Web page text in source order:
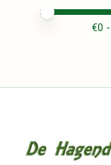
Minimale
Price
€0